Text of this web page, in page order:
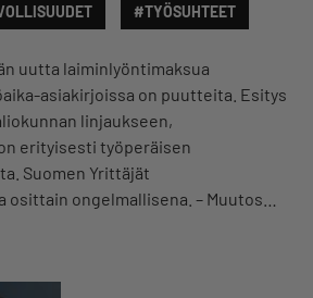
#TYÖSUHTEET
uutta laiminlyöntimaksua
asiakirjoissa on puutteita. Esitys
linjaukseen,
erityisesti työperäisen
Suomen Yrittäjät
ongelmallisena. – Muutos…